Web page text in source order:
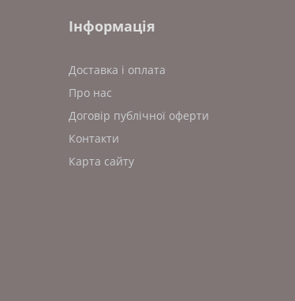
Інформація
Доставка і оплата
Про нас
Договір публічної оферти
Контакти
Карта сайту